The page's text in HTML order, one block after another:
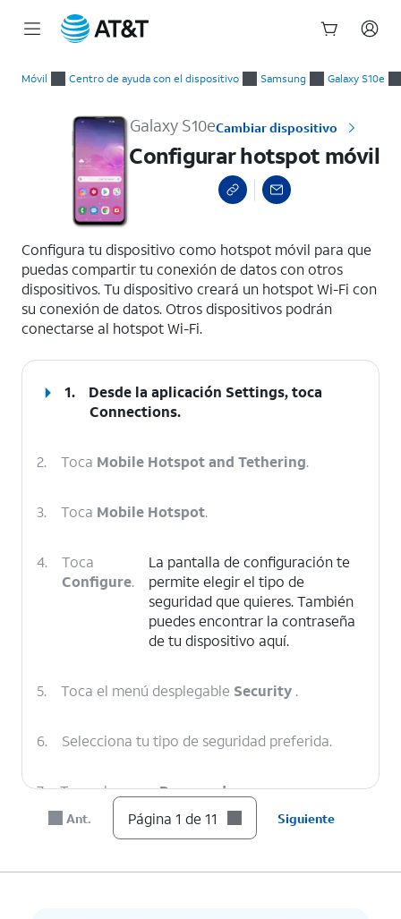
Móvil Centro de ayuda con el dispositivo Samsung Galaxy S10e
Galaxy S10eCambiar dispositivo
Configurar hotspot móvil
Configura tu dispositivo como hotspot móvil para que
puedas compartir tu conexión de datos con otros
dispositivos. Tu dispositivo creará un hotspot Wi-Fi con
su conexión de datos. Otros dispositivos podrán
conectarse al hotspot Wi-Fi.
1.
Desde la aplicación Settings, toca
Connections.
2. Toca Mobile Hotspot and Tethering.
3. Toca Mobile Hotspot.
4.
Toca
Configure.
La pantalla de configuración te
permite elegir el tipo de
seguridad que quieres. También
puedes encontrar la contraseña
de tu dispositivo aquí.
5. Toca el menú desplegable Security .
6. Selecciona tu tipo de seguridad preferida.
7. Toca el campoPassword.
Ingresa tu contraseña nueva.
Ant. Página 1 de 11 Siguiente